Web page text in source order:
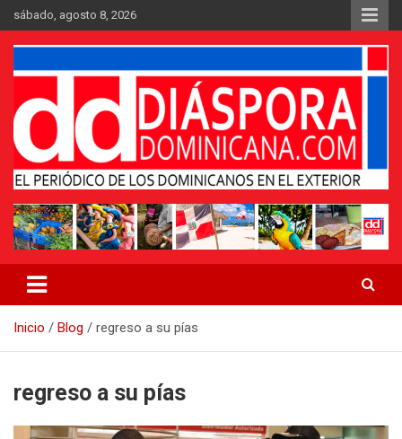
Saltar
al
contenido
sábado, agosto 8, 2026
Periódico Diáspora Dominicana
Inicio Blog regreso a su pías
regreso a su pías